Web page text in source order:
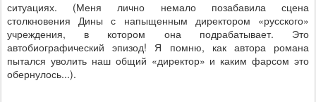
ситуациях. (Меня лично немало позабавила сцена
столкновения Дины с напыщенным директором «русского»
учреждения, в котором она подрабатывает. Это
автобиографический эпизод! Я помню, как автора романа
пытался уволить наш общий «директор» и каким фарсом это
обернулось...).